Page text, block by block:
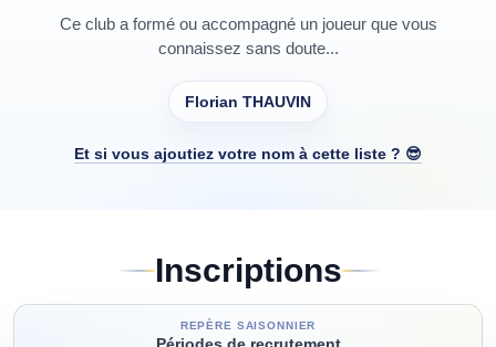
Ce club a formé ou accompagné un joueur que vous
connaissez sans doute...
Florian THAUVIN
Et si vous ajoutiez votre nom à cette liste ? 😎
Inscriptions
REPÈRE SAISONNIER